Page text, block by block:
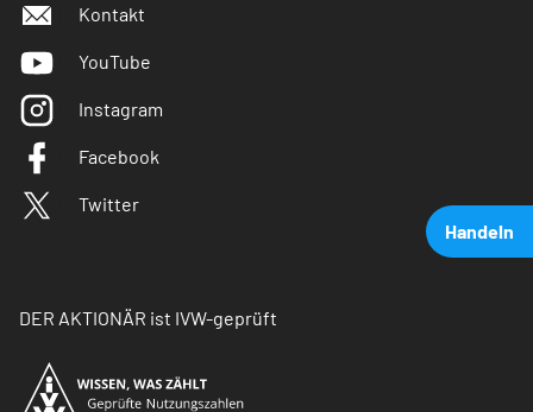
Handeln
Kontakt
YouTube
Instagram
Facebook
Twitter
DER AKTIONÄR ist IVW-geprüft